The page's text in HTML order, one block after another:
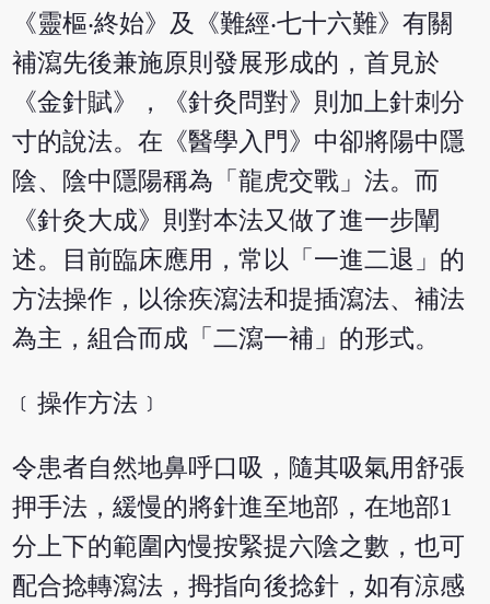
《靈樞‧終始》及《難經‧七十六難》有關
補瀉先後兼施原則發展形成的，首見於
《金針賦》，《針灸問對》則加上針刺分
寸的說法。在《醫學入門》中卻將陽中隱
陰、陰中隱陽稱為「龍虎交戰」法。而
《針灸大成》則對本法又做了進一步闡
述。目前臨床應用，常以「一進二退」的
方法操作，以徐疾瀉法和提插瀉法、補法
為主，組合而成「二瀉一補」的形式。
﹝操作方法﹞
令患者自然地鼻呼口吸，隨其吸氣用舒張
押手法，緩慢的將針進至地部，在地部1
分上下的範圍內慢按緊提六陰之數，也可
配合捻轉瀉法，拇指向後捻針，如有涼感